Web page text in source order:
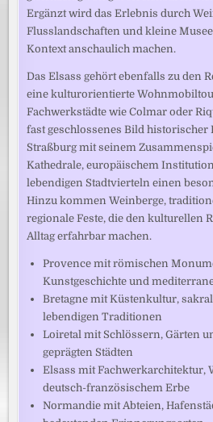
Ergänzt wird das Erlebnis durch
Flusslandschaften und kleine
Kontext anschaulich machen.
Das Elsass gehört ebenfalls zu den
eine kulturorientierte
Fachwerkstädte wie Colmar oder
fast geschlossenes Bild historischer
Straßburg mit seinem
Kathedrale, europäischem
lebendigen Stadtvierteln einen
Hinzu kommen Weinberge,
regionale Feste, die den kulturellen
Alltag erfahrbar machen.
Provence mit römischen
Kunstgeschichte und
Bretagne mit Küstenkultur,
lebendigen Traditionen
Loiretal mit Schlössern, Gärten
geprägten Städten
Elsass mit Fachwerkarchitektur,
deutsch-französischem Erbe
Normandie mit Abteien,